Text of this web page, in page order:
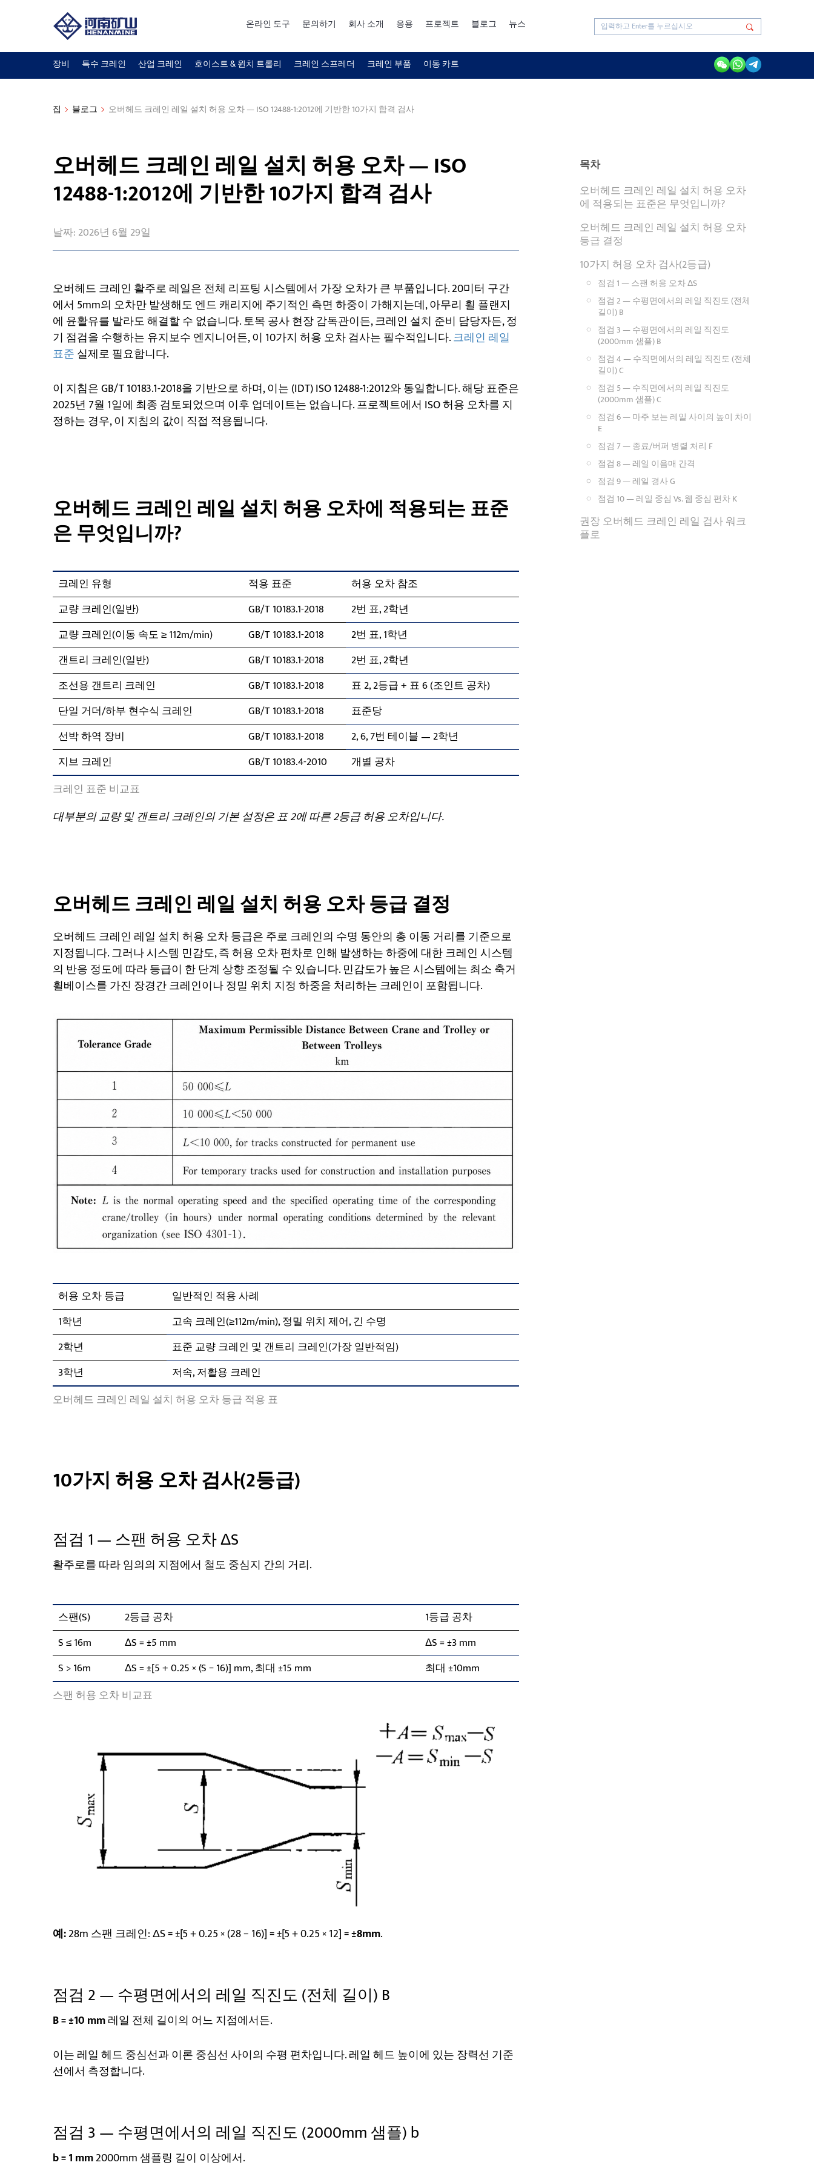
온라인 도구 문의하기 회사 소개 응용 프로젝트 블로그 뉴스
장비 특수 크레인 산업 크레인 호이스트 & 윈치 트롤리 크레인 스프레더 크레인 부품 이동 카트
집 블로그 오버헤드 크레인 레일 설치 허용 오차 — ISO 12488-1:2012에 기반한 10가지 합격 검사
오버헤드 크레인 레일 설치 허용 오차 — ISO
12488-1:2012에 기반한 10가지 합격 검사
날짜: 2026년 6월 29일
목차
오버헤드 크레인 레일 설치 허용 오차
에 적용되는 표준은 무엇입니까?
오버헤드 크레인 레일 설치 허용 오차
등급 결정
10가지 허용 오차 검사(2등급)
점검 1 — 스팬 허용 오차 ΔS
점검 2 — 수평면에서의 레일 직진도 (전체
길이) B
점검 3 — 수평면에서의 레일 직진도
(2000mm 샘플) B
점검 4 — 수직면에서의 레일 직진도 (전체
길이) C
점검 5 — 수직면에서의 레일 직진도
(2000mm 샘플) C
점검 6 — 마주 보는 레일 사이의 높이 차이
E
점검 7 — 종료/버퍼 병렬 처리 F
점검 8 — 레일 이음매 간격
점검 9 — 레일 경사 G
점검 10 — 레일 중심 Vs. 웹 중심 편차 K
권장 오버헤드 크레인 레일 검사 워크
플로
오버헤드 크레인 활주로 레일은 전체 리프팅 시스템에서 가장 오차가 큰 부품입니다. 20미터 구간
에서 5mm의 오차만 발생해도 엔드 캐리지에 주기적인 측면 하중이 가해지는데, 아무리 휠 플랜지
에 윤활유를 발라도 해결할 수 없습니다. 토목 공사 현장 감독관이든, 크레인 설치 준비 담당자든, 정
기 점검을 수행하는 유지보수 엔지니어든, 이 10가지 허용 오차 검사는 필수적입니다.크레인 레일
표준 실제로 필요합니다.
이 지침은 GB/T 10183.1-2018을 기반으로 하며, 이는 (IDT) ISO 12488-1:2012와 동일합니다. 해당 표준은
2025년 7월 1일에 최종 검토되었으며 이후 업데이트는 없습니다. 프로젝트에서 ISO 허용 오차를 지
정하는 경우, 이 지침의 값이 직접 적용됩니다.
오버헤드 크레인 레일 설치 허용 오차에 적용되는 표준
은 무엇입니까?
크레인 유형 적용 표준
허용 오차 참조
교량 크레인(일반)
GB/T 10183.1-2018
2번 표, 2학년
교량 크레인(이동 속도 ≥ 112m/min)
GB/T 10183.1-2018
2번 표, 1학년
갠트리 크레인(일반)
GB/T 10183.1-2018
2번 표, 2학년
조선용 갠트리 크레인
GB/T 10183.1-2018
표 2, 2등급 + 표 6 (조인트 공차)
단일 거더/하부 현수식 크레인
GB/T 10183.1-2018
표준당
선박 하역 장비
GB/T 10183.1-2018
2, 6, 7번 테이블 — 2학년
지브 크레인
GB/T 10183.4-2010
개별 공차
크레인 표준 비교표
대부분의 교량 및 갠트리 크레인의 기본 설정은 표 2에 따른 2등급 허용 오차입니다.
오버헤드 크레인 레일 설치 허용 오차 등급 결정
오버헤드 크레인 레일 설치 허용 오차 등급은 주로 크레인의 수명 동안의 총 이동 거리를 기준으로
지정됩니다. 그러나 시스템 민감도, 즉 허용 오차 편차로 인해 발생하는 하중에 대한 크레인 시스템
의 반응 정도에 따라 등급이 한 단계 상향 조정될 수 있습니다. 민감도가 높은 시스템에는 최소 축거
휠베이스를 가진 장경간 크레인이나 정밀 위치 지정 하중을 처리하는 크레인이 포함됩니다.
허용 오차 등급
일반적인 적용 사례
1학년
고속 크레인(≥112m/min), 정밀 위치 제어, 긴 수명
2학년
표준 교량 크레인 및 갠트리 크레인(가장 일반적임)
3학년
저속, 저활용 크레인
오버헤드 크레인 레일 설치 허용 오차 등급 적용 표
10가지 허용 오차 검사(2등급)
점검 1 — 스팬 허용 오차 ΔS
활주로를 따라 임의의 지점에서 철도 중심지 간의 거리.
스팬(S) 2등급 공차
1등급 공차
S ≤ 16m
ΔS = ±5 mm
ΔS = ±3 mm
S > 16m
ΔS = ±[5 + 0.25 × (S − 16)] mm, 최대 ±15 mm
최대 ±10mm
스팬 허용 오차 비교표
예:28m 스팬 크레인: ΔS = ±[5 + 0.25 × (28 − 16)] = ±[5 + 0.25 × 12] =±8mm.
점검 2 — 수평면에서의 레일 직진도 (전체 길이) B
B = ±10 mm레일 전체 길이의 어느 지점에서든.
이는 레일 헤드 중심선과 이론 중심선 사이의 수평 편차입니다. 레일 헤드 높이에 있는 장력선 기준
선에서 측정합니다.
점검 3 — 수평면에서의 레일 직진도 (2000mm 샘플) b
b = 1 mm2000mm 샘플링 길이 이상에서.